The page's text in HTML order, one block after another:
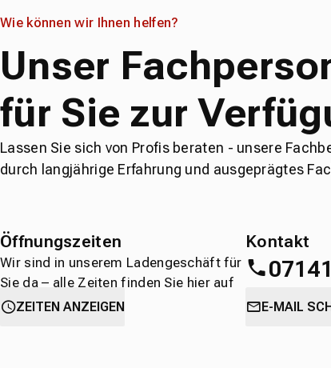
Wie können wir Ihnen helfen?
Unser
für Sie zur
Lassen Sie sich von Profis beraten - unsere
durch langjährige Erfahrung und ausgeprägtes
Öffnungszeiten
Wir sind in unserem Ladengeschäft für
Sie da – alle Zeiten finden Sie hier auf
einen Blick.
ZEITEN ANZEIGEN
Kontakt
oderdirekt
E-MAIL